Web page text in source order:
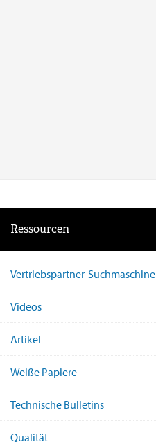
Ressourcen
Vertriebspartner-Suchmaschine
Videos
Artikel
Weiße Papiere
Technische Bulletins
Qualität